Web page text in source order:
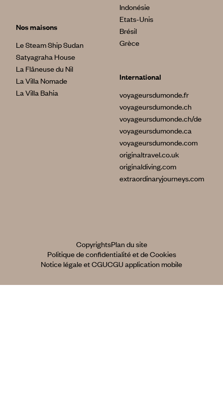
Nos maisons
Le Steam Ship Sudan
Satyagraha House
La Flâneuse du Nil
La Villa Nomade
La Villa Bahia
Indonésie
Etats-Unis
Brésil
Grèce
International
voyageursdumonde.fr
voyageursdumonde.ch
voyageursdumonde.ch/de
voyageursdumonde.ca
voyageursdumonde.com
originaltravel.co.uk
originaldiving.com
extraordinaryjourneys.com
CopyrightsPlan du site
Politique de confidentialité et de Cookies
Notice légale et CGUCGU application mobile